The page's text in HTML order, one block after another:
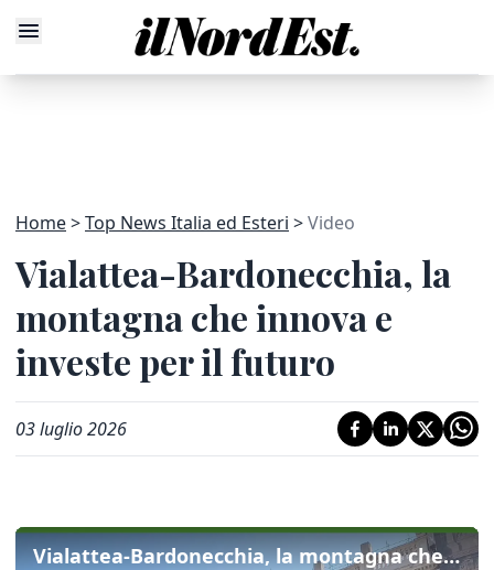
Home Top News Italia ed Esteri Video
Vialattea-Bardonecchia, la
montagna che innova e
investe per il futuro
03 luglio 2026
Vialattea-Bardonecchia, la montagna che innova e investe per il futuro